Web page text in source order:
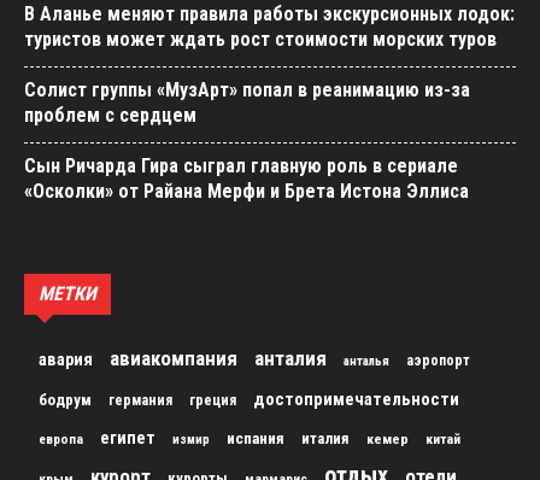
В Аланье меняют правила работы экскурсионных лодок:
туристов может ждать рост стоимости морских туров
Солист группы «МузАрт» попал в реанимацию из-за
проблем с сердцем
Сын Ричарда Гира сыграл главную роль в сериале
«Осколки» от Райана Мерфи и Брета Истона Эллиса
МЕТКИ
авария авиакомпания анталия анталья аэропорт
бодрум германия греция достопримечательности
европа египет измир испания италия кемер китай